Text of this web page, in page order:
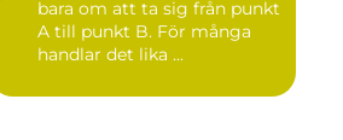
bara om att ta sig från punkt
A till punkt B. För många
handlar det lika ...